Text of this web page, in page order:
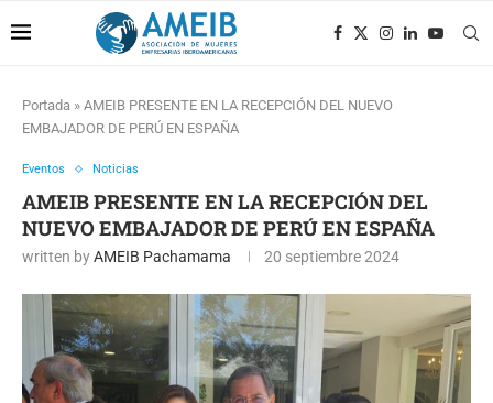
Portada » AMEIB PRESENTE EN LA RECEPCIÓN DEL NUEVO
EMBAJADOR DE PERÚ EN ESPAÑA
Eventos Noticias
AMEIB PRESENTE EN LA RECEPCIÓN DEL
NUEVO EMBAJADOR DE PERÚ EN ESPAÑA
written byAMEIB Pachamama 20 septiembre 2024